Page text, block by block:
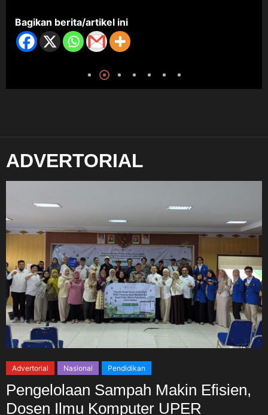
Bagikan berita/artikel ini
ADVERTORIAL
Advertorial Nasional Pendidikan
Pengelolaan Sampah Makin Efisien,
Dosen Ilmu Komputer UPER